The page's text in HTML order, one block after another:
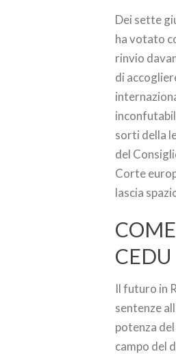
Dei sette
ha votato
rinvio
di
sorti della
del
Corte
lascia
CEDU
Il futuro in
sentenze
potenza
campo del